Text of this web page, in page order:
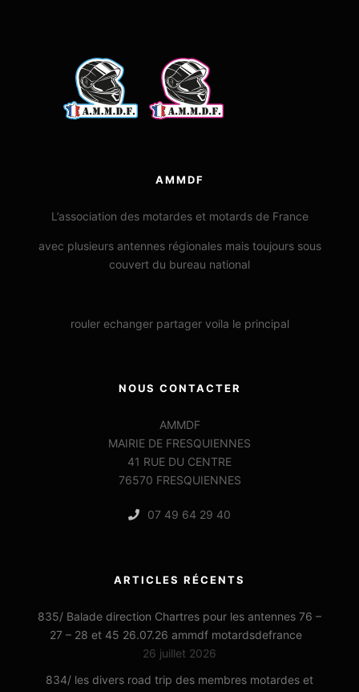
AMMDF
L’association des motardes et motards de France
avec plusieurs antennes régionales mais toujours sous
couvert du bureau national
rouler echanger partager voila le principal
NOUS CONTACTER
AMMDF
MAIRIE DE FRESQUIENNES
41 RUE DU CENTRE
76570 FRESQUIENNES
07 49 64 29 40
ARTICLES RÉCENTS
835/ Balade direction Chartres pour les antennes 76 –
27 – 28 et 45 26.07.26 ammdf motardsdefrance
26 juillet 2026
834/ les divers road trip des membres motardes et